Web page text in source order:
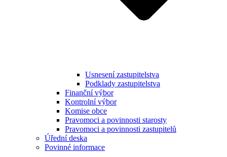
Usnesení zastupitelstva
Podklady zastupitelstva
Finanční výbor
Kontrolní výbor
Komise obce
Pravomoci a povinnosti starosty
Pravomoci a povinnosti zastupitelů
Úřední deska
Povinné informace